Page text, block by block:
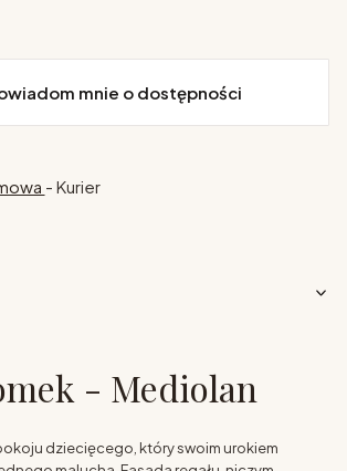
mnie o dostępności
- Kurier
- Mediolan
dziecięcego, który swoim urokiem